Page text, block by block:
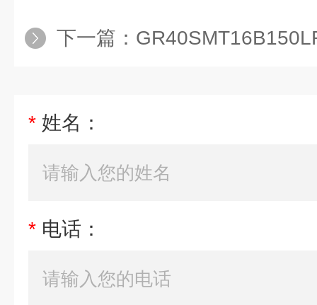
下一篇：
* 姓名：
* 电话：